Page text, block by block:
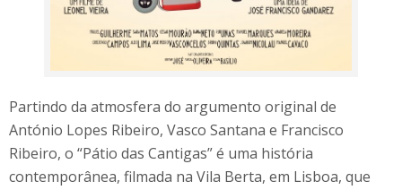
Partindo da atmosfera do argumento original de
António Lopes Ribeiro, Vasco Santana e Francisco
Ribeiro, o “Pátio das Cantigas” é uma história
contemporânea, filmada na Vila Berta, em Lisboa, que